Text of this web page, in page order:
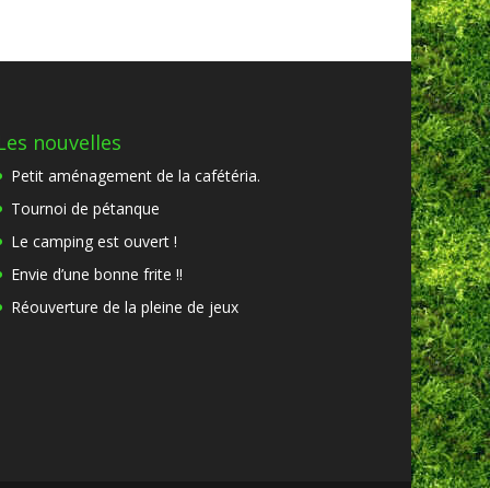
nouvelles
Petit aménagement de la cafétéria.
Tournoi de pétanque
Le camping est ouvert !
Envie d’une bonne frite !!
Réouverture de la pleine de jeux